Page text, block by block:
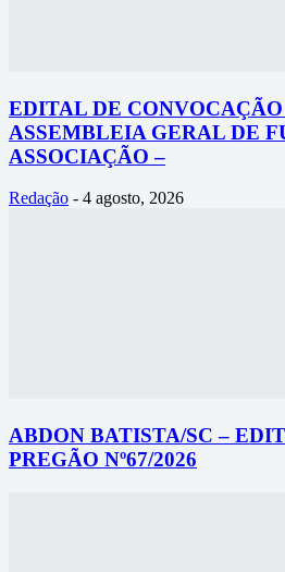
EDITAL DE
ASSEMBLEIA GERAL DE
ASSOCIAÇÃO –
Redação - 4 agosto, 2026
ABDON BATISTA/SC –
PREGÃO Nº67/2026